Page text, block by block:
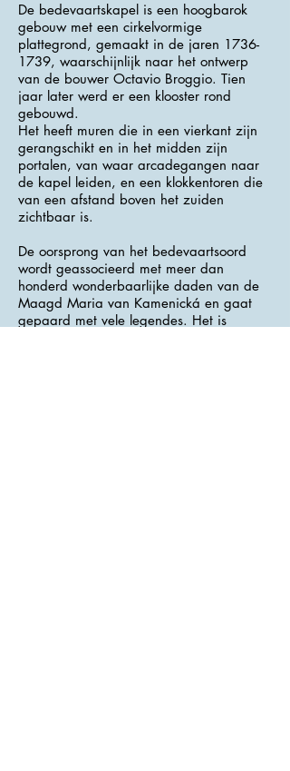
De bedevaartskapel is een hoogbarok
gebouw met een cirkelvormige
plattegrond, gemaakt in de jaren 1736-
1739, waarschijnlijk naar het ontwerp
van de bouwer Octavio Broggio. Tien
jaar later werd er een klooster rond
gebouwd.
Het heeft muren die in een vierkant zijn
gerangschikt en in het midden zijn
portalen, van waar arcadegangen naar
de kapel leiden, en een klokkentoren die
van een afstand boven het zuiden
zichtbaar is.
De oorsprong van het bedevaartsoord
wordt geassocieerd met meer dan
honderd wonderbaarlijke daden van de
Maagd Maria van Kamenická en gaat
gepaard met vele legendes. Het is